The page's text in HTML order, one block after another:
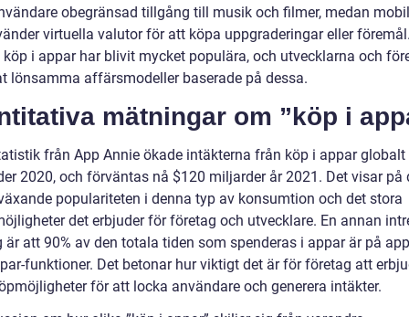
obegränsad tillgång till musik och filmer, medan
virtuella valutor för att köpa uppgraderingar eller
köp i appar har blivit mycket populära, och utvecklarna och
lönsamma affärsmodeller baserade på dessa.
mätningar om ”köp i
från App Annie ökade intäkterna från köp i appar globalt
2020, och förväntas nå $120 miljarder år 2021. Det visar på
populariteten i denna typ av konsumtion och det stora
det erbjuder för företag och utvecklare. En annan
är att 90% av den totala tiden som spenderas i appar är på
funktioner. Det betonar hur viktigt det är för företag att
för att locka användare och generera intäkter.